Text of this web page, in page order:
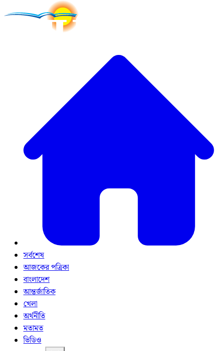
সর্বশেষ
আজকের পত্রিকা
বাংলাদেশ
আন্তর্জাতিক
খেলা
অর্থনীতি
মতামত
ভিডিও